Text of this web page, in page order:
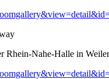
Rhein-Nahe-Halle in Weiler